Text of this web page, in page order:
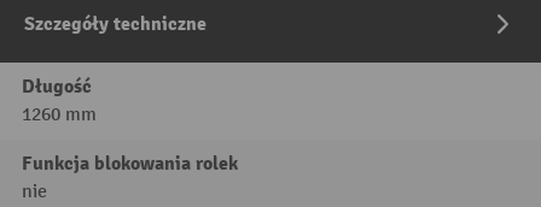
Szczegóły techniczne
Długość
1260 mm
Funkcja blokowania rolek
nie